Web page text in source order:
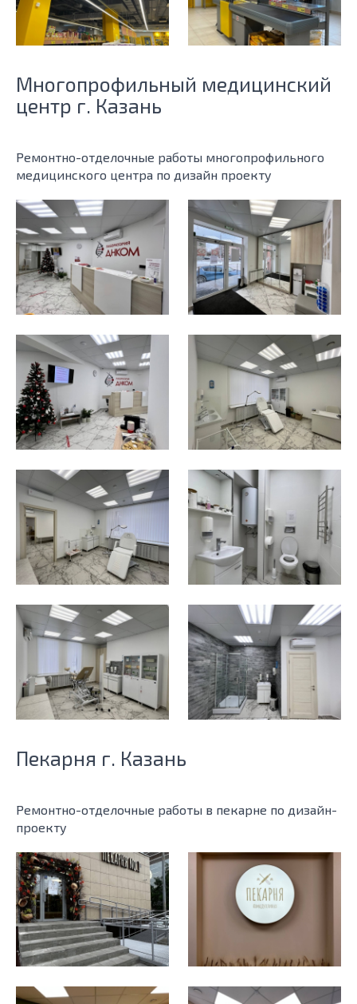
Многопрофильный медицинский
центр г. Казань
Ремонтно-отделочные работы многопрофильного
медицинского центра по дизайн проекту
Пекарня г. Казань
Ремонтно-отделочные работы в пекарне по дизайн-
проекту